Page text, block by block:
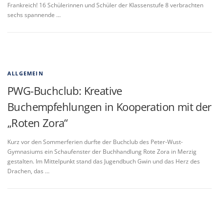
Frankreich! 16 Schülerinnen und Schüler der Klassenstufe 8 verbrachten
sechs spannende …
ALLGEMEIN
PWG-Buchclub: Kreative
Buchempfehlungen in Kooperation mit der
„Roten Zora“
Kurz vor den Sommerferien durfte der Buchclub des Peter-Wust-
Gymnasiums ein Schaufenster der Buchhandlung Rote Zora in Merzig
gestalten. Im Mittelpunkt stand das Jugendbuch Gwin und das Herz des
Drachen, das …